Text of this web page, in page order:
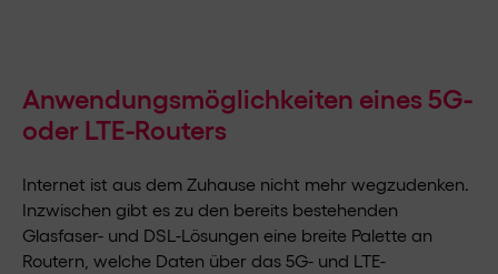
Anwendungsmöglichkeiten eines 5G-
oder LTE-Routers
Internet ist aus dem Zuhause nicht mehr wegzudenken.
Inzwischen gibt es zu den bereits bestehenden
Glasfaser- und DSL-Lösungen eine breite Palette an
Routern, welche Daten über das 5G- und LTE-